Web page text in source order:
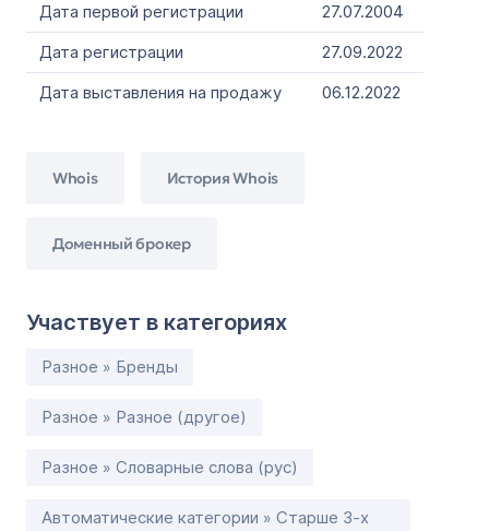
Дата первой регистрации
27.07.2004
Дата регистрации
27.09.2022
Дата выставления на продажу
06.12.2022
Whois История Whois
Доменный брокер
Участвует в категориях
Разное » Бренды
Разное » Разное (другое)
Разное » Словарные слова (рус)
Автоматические категории » Старше 3-х